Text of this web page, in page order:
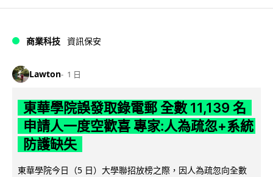
商業科技 資訊保安
Lawton 1 日
東華學院誤發取錄電郵 全數 11,139 名
申請人一度空歡喜 專家:人為疏忽+系統
防護缺失
東華學院今日（5 日）大學聯招放榜之際，因人為疏忽向全數